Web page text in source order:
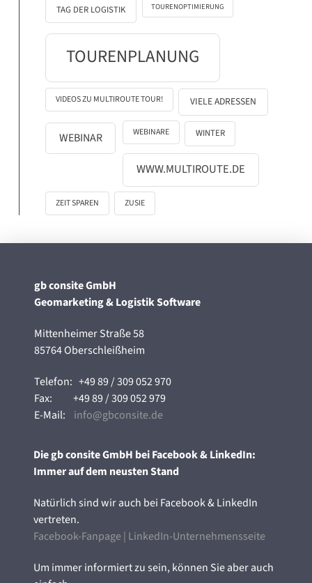
TAG DER LOGISTIK TOURENOPTIMIERUNG
TOURENPLANUNG
VIDEOS ZU MULTIROUTE TOUR! VIELE ADRESSEN
WEBINAR WEBINARE WINTER
WWW.MULTIROUTE.DE
ZEIT SPAREN ZUSIE
gb consite GmbH
Geomarketing & Logistik Software
Mittenheimer Straße 58
85764 Oberschleißheim
Telefon:+49 89 / 309 052 970
Fax:+49 89 / 309 052 979
E-Mail: info@gbconsite.de
Die gb consite GmbH bei Facebook & LinkedIn:
Immer auf dem neusten Stand
Natürlich sind wir auch bei Facebook & LinkedIn
vertreten.
Facebook-Fanpage| LinkedIn-Unternehmensseite
Um immer informiert zu sein, können Sie aber auch